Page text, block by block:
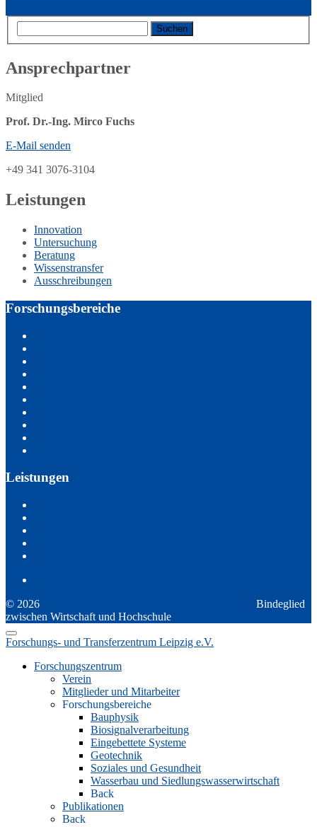
Ansprechpartner
Mitglied
Prof. Dr.-Ing. Mirco Fuchs
E-Mail senden
+49 341 3076-3104
Leistungen
Innovation
Untersuchung
Beratung
Wissenstransfer
Ausschreibungen
Forschungsbereiche
Leistungen
© 2026
Bindeglied
zwischen Wirtschaft und Hochschule
Forschungs- und Transferzentrum Leipzig e.V.
Forschungszentrum
Verein
Mitglieder und Mitarbeiter
Forschungsbereiche
Bauphysik
Biosignalverarbeitung
Eingebettete Systeme
Geotechnik
Soziales und Gesundheit
Wasserbau und Siedlungswasserwirtschaft
Back
Publikationen
Back